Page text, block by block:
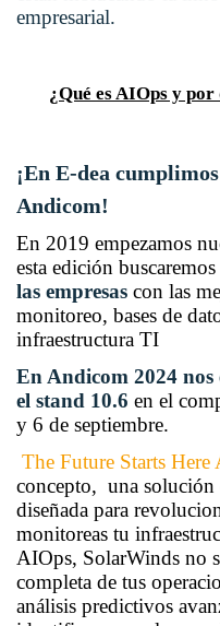
empresarial.
¿Qué es AIOps y
¡En E-dea
Andicom!
En 2019 empezamos
esta edición buscaremos
las empresas con las
monitoreo, bases de
infraestructura TI
En Andicom 2024 nos
el stand 10.6 en el
y 6 de septiembre.
The Future Starts Here
concepto, una
diseñada para
monitoreas tu
AIOps, SolarWinds no
completa de tus
análisis predictivos